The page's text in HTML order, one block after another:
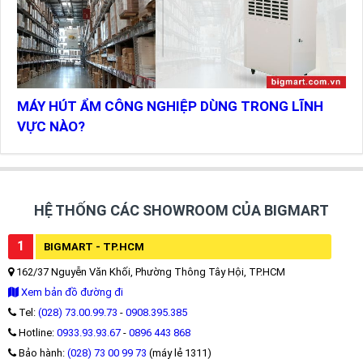
MÁY HÚT ẨM CÔNG NGHIỆP DÙNG TRONG LĨNH
VỰC NÀO?
HỆ THỐNG CÁC SHOWROOM CỦA BIGMART
1 BIGMART - TP.HCM
162/37 Nguyễn Văn Khối, Phường Thông Tây Hội, TP.HCM
Xem bản đồ đường đi
Tel: (028) 73.00.99.73 - 0908.395.385
Hotline: 0933.93.93.67 - 0896 443 868
Bảo hành: (028) 73 00 99 73 (máy lẻ 1311)